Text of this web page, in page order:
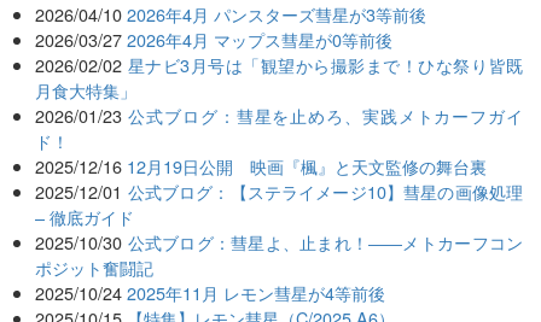
2026/04/10 2026年4月 パンスターズ彗星が3等前後
2026/03/27 2026年4月 マップス彗星が0等前後
2026/02/02 星ナビ3月号は「観望から撮影まで！ひな祭り皆既
月食大特集」
2026/01/23 公式ブログ：彗星を止めろ、実践メトカーフガイ
ド！
2025/12/16 12月19日公開 映画『楓』と天文監修の舞台裏
2025/12/01 公式ブログ：【ステライメージ10】彗星の画像処理
– 徹底ガイド
2025/10/30 公式ブログ：彗星よ、止まれ！――メトカーフコン
ポジット奮闘記
2025/10/24 2025年11月 レモン彗星が4等前後